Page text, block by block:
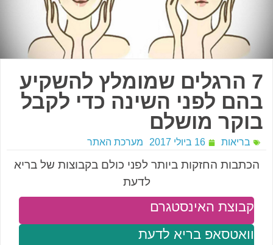
7 הרגלים שמומלץ להשקיע
בהם לפני השינה כדי לקבל
בוקר מושלם
בריאות 16 ביולי 2017 מערכת האתר
הכתבות החזקות ביותר לפני כולם בקבוצות של בריא
לדעת
וואטסאפ בריא לדעת
קבוצת האינסטגרם